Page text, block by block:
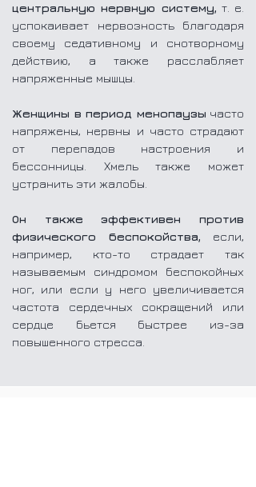
центральную нервную систему, т. е.
успокаивает нервозность благодаря
своему седативному и снотворному
действию, а также расслабляет
напряженные мышцы.
Женщины в период менопаузы часто
напряжены, нервны и часто страдают
от перепадов настроения и
бессонницы. Хмель
также может
устранить эти жалобы.
Он также эффективен против
физического беспокойства, если,
например,
кто-то страдает так
называемым синдромом беспокойных
ног, или если у него увеличивается
частота сердечных сокращений или
сердце бьется быстрее из-за
повышенного стресса.